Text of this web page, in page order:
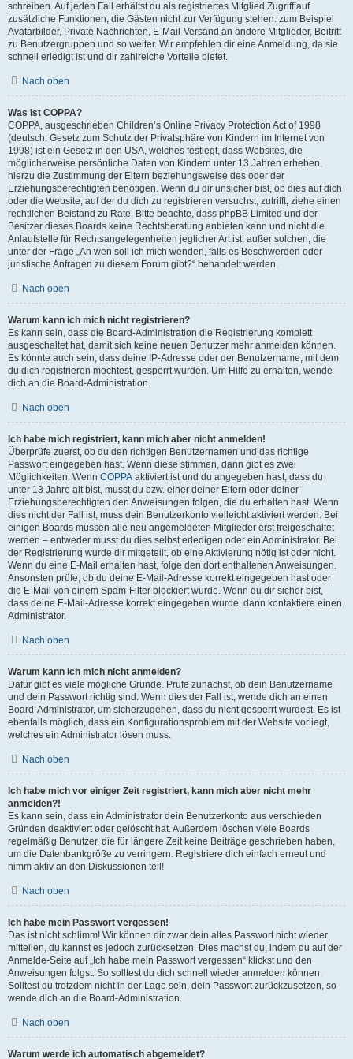
schreiben. Auf jeden Fall erhältst du als registriertes Mitglied Zugriff auf
zusätzliche Funktionen, die Gästen nicht zur Verfügung stehen: zum Beispiel
Avatarbilder, Private Nachrichten, E-Mail-Versand an andere Mitglieder, Beitritt
zu Benutzergruppen und so weiter. Wir empfehlen dir eine Anmeldung, da sie
schnell erledigt ist und dir zahlreiche Vorteile bietet.
Nach oben
Was ist COPPA?
COPPA, ausgeschrieben Children’s Online Privacy Protection Act of 1998
(deutsch: Gesetz zum Schutz der Privatsphäre von Kindern im Internet von
1998) ist ein Gesetz in den USA, welches festlegt, dass Websites, die
möglicherweise persönliche Daten von Kindern unter 13 Jahren erheben,
hierzu die Zustimmung der Eltern beziehungsweise des oder der
Erziehungsberechtigten benötigen. Wenn du dir unsicher bist, ob dies auf dich
oder die Website, auf der du dich zu registrieren versuchst, zutrifft, ziehe einen
rechtlichen Beistand zu Rate. Bitte beachte, dass phpBB Limited und der
Besitzer dieses Boards keine Rechtsberatung anbieten kann und nicht die
Anlaufstelle für Rechtsangelegenheiten jeglicher Art ist; außer solchen, die
unter der Frage „An wen soll ich mich wenden, falls es Beschwerden oder
juristische Anfragen zu diesem Forum gibt?“ behandelt werden.
Nach oben
Warum kann ich mich nicht registrieren?
Es kann sein, dass die Board-Administration die Registrierung komplett
ausgeschaltet hat, damit sich keine neuen Benutzer mehr anmelden können.
Es könnte auch sein, dass deine IP-Adresse oder der Benutzername, mit dem
du dich registrieren möchtest, gesperrt wurden. Um Hilfe zu erhalten, wende
dich an die Board-Administration.
Nach oben
Ich habe mich registriert, kann mich aber nicht anmelden!
Überprüfe zuerst, ob du den richtigen Benutzernamen und das richtige
Passwort eingegeben hast. Wenn diese stimmen, dann gibt es zwei
Möglichkeiten. Wenn COPPA aktiviert ist und du angegeben hast, dass du
unter 13 Jahre alt bist, musst du bzw. einer deiner Eltern oder deiner
Erziehungsberechtigten den Anweisungen folgen, die du erhalten hast. Wenn
dies nicht der Fall ist, muss dein Benutzerkonto vielleicht aktiviert werden. Bei
einigen Boards müssen alle neu angemeldeten Mitglieder erst freigeschaltet
werden – entweder musst du dies selbst erledigen oder ein Administrator. Bei
der Registrierung wurde dir mitgeteilt, ob eine Aktivierung nötig ist oder nicht.
Wenn du eine E-Mail erhalten hast, folge den dort enthaltenen Anweisungen.
Ansonsten prüfe, ob du deine E-Mail-Adresse korrekt eingegeben hast oder
die E-Mail von einem Spam-Filter blockiert wurde. Wenn du dir sicher bist,
dass deine E-Mail-Adresse korrekt eingegeben wurde, dann kontaktiere einen
Administrator.
Nach oben
Warum kann ich mich nicht anmelden?
Dafür gibt es viele mögliche Gründe. Prüfe zunächst, ob dein Benutzername
und dein Passwort richtig sind. Wenn dies der Fall ist, wende dich an einen
Board-Administrator, um sicherzugehen, dass du nicht gesperrt wurdest. Es ist
ebenfalls möglich, dass ein Konfigurationsproblem mit der Website vorliegt,
welches ein Administrator lösen muss.
Nach oben
Ich habe mich vor einiger Zeit registriert, kann mich aber nicht mehr
anmelden?!
Es kann sein, dass ein Administrator dein Benutzerkonto aus verschieden
Gründen deaktiviert oder gelöscht hat. Außerdem löschen viele Boards
regelmäßig Benutzer, die für längere Zeit keine Beiträge geschrieben haben,
um die Datenbankgröße zu verringern. Registriere dich einfach erneut und
nimm aktiv an den Diskussionen teil!
Nach oben
Ich habe mein Passwort vergessen!
Das ist nicht schlimm! Wir können dir zwar dein altes Passwort nicht wieder
mitteilen, du kannst es jedoch zurücksetzen. Dies machst du, indem du auf der
Anmelde-Seite auf „Ich habe mein Passwort vergessen“ klickst und den
Anweisungen folgst. So solltest du dich schnell wieder anmelden können.
Solltest du trotzdem nicht in der Lage sein, dein Passwort zurückzusetzen, so
wende dich an die Board-Administration.
Nach oben
Warum werde ich automatisch abgemeldet?